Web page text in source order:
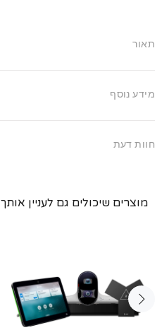
תאור
מידע נוסף
חוות דעת
מוצרים שיכולים גם לעניין אותך